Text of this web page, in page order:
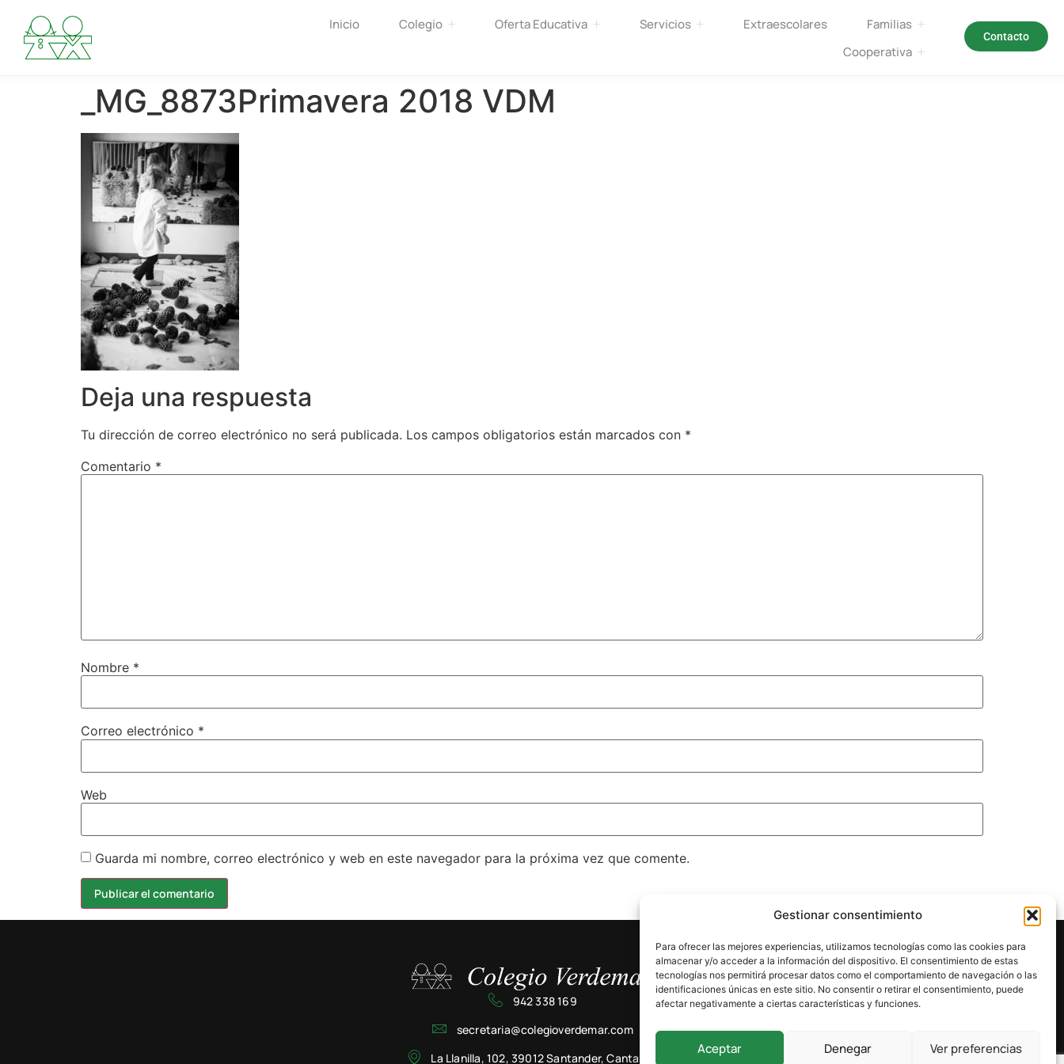
Gestionar consentimiento
Para ofrecer las mejores experiencias, utilizamos tecnologías como las cookies para
almacenar y/o acceder a la información del dispositivo. El consentimiento de estas
tecnologías nos permitirá procesar datos como el comportamiento de navegación o las
identificaciones únicas en este sitio. No consentir o retirar el consentimiento, puede
afectar negativamente a ciertas características y funciones.
Aceptar Denegar Ver preferencias
Inicio Colegio Oferta Educativa Servicios Extraescolares
Familias
Cooperativa
Contacto
_MG_8873Primavera 2018 VDM
Deja una respuesta
Tu dirección de correo electrónico no será publicada. Los campos obligatorios están marcados con *
Comentario *
Nombre *
Correo electrónico *
Web
Guarda mi nombre, correo electrónico y web en este navegador para la próxima vez que comente.
942 338 169
secretaria@colegioverdemar.com
La Llanilla, 102, 39012 Santander, Cantabria